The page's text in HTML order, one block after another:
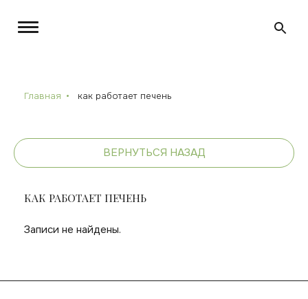
Главная как работает печень
ВЕРНУТЬСЯ НАЗАД
КАК РАБОТАЕТ ПЕЧЕНЬ
Записи не найдены.